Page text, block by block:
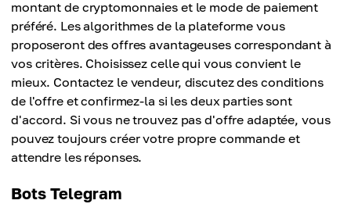
montant de cryptomonnaies et le mode de paiement
préféré. Les algorithmes de la plateforme vous
proposeront des offres avantageuses correspondant à
vos critères. Choisissez celle qui vous convient le
mieux. Contactez le vendeur, discutez des conditions
de l'offre et confirmez-la si les deux parties sont
d'accord. Si vous ne trouvez pas d'offre adaptée, vous
pouvez toujours créer votre propre commande et
attendre les réponses.
Bots Telegram